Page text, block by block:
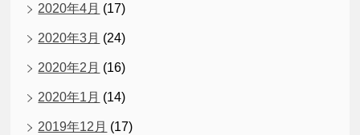
2020年4月 (17)
2020年3月 (24)
2020年2月 (16)
2020年1月 (14)
2019年12月 (17)